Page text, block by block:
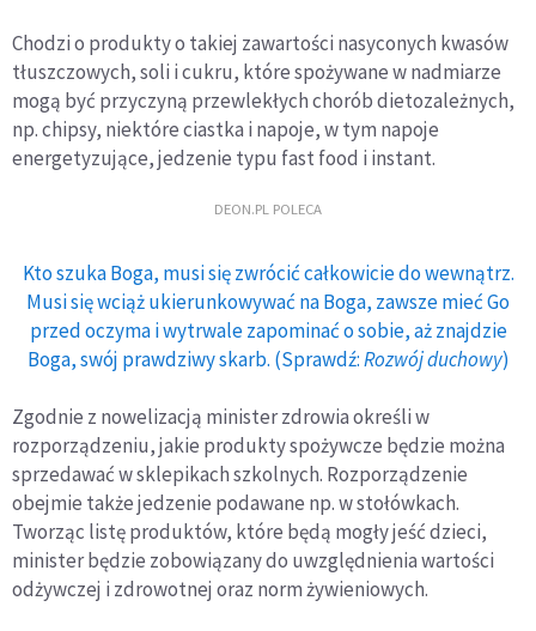
Chodzi o produkty o takiej zawartości nasyconych kwasów
tłuszczowych, soli i cukru, które spożywane w nadmiarze
mogą być przyczyną przewlekłych chorób dietozależnych,
np. chipsy, niektóre ciastka i napoje, w tym napoje
energetyzujące, jedzenie typu fast food i instant.
DEON.PL POLECA
Kto szuka Boga, musi się zwrócić całkowicie do wewnątrz.
Musi się wciąż ukierunkowywać na Boga, zawsze mieć Go
przed oczyma i wytrwale zapominać o sobie, aż znajdzie
Boga, swój prawdziwy skarb. (Sprawdź:Rozwój duchowy)
Zgodnie z nowelizacją minister zdrowia określi w
rozporządzeniu, jakie produkty spożywcze będzie można
sprzedawać w sklepikach szkolnych. Rozporządzenie
obejmie także jedzenie podawane np. w stołówkach.
Tworząc listę produktów, które będą mogły jeść dzieci,
minister będzie zobowiązany do uwzględnienia wartości
odżywczej i zdrowotnej oraz norm żywieniowych.